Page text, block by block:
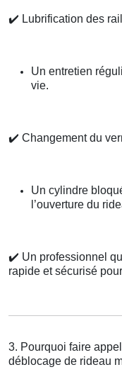
✔️ Lubrification des
Un entretien
vie.
✔️ Changement du
Un cylindre
l’ouverture du
✔️ Un professionnel
rapide et sécurisé
3. Pourquoi faire
déblocage de rideau